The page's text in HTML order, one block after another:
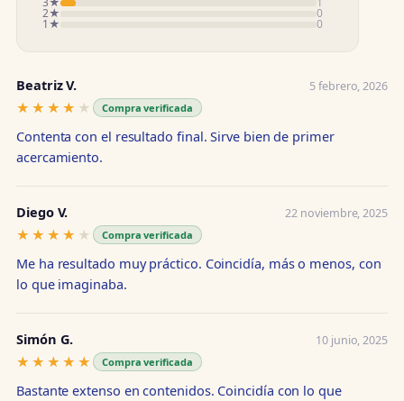
2★ 0
1★ 0
Beatriz V. 5 febrero, 2026
★★★★★
★★★★★ Compra verificada
Contenta con el resultado final. Sirve bien de primer
acercamiento.
Diego V. 22 noviembre, 2025
★★★★★
★★★★★ Compra verificada
Me ha resultado muy práctico. Coincidía, más o menos, con
lo que imaginaba.
Simón G. 10 junio, 2025
★★★★★
★★★★★ Compra verificada
Bastante extenso en contenidos. Coincidía con lo que